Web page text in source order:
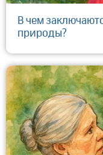
​В чем
природы?